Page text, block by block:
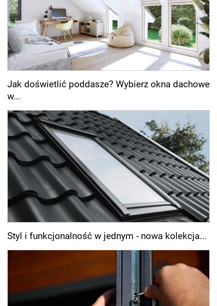
Jak doświetlić poddasze? Wybierz okna dachowe
w...
Styl i funkcjonalność w jednym - nowa kolekcja...